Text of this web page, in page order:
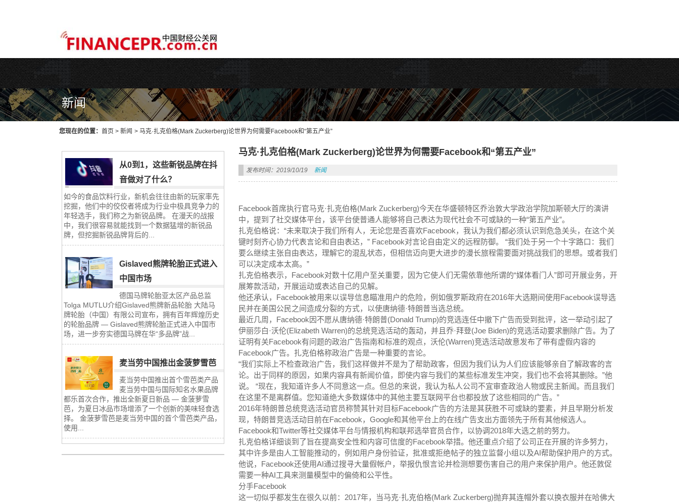
新闻
您现在的位置： 首页 > 新闻 > 马克·扎克伯格(Mark Zuckerberg)论世界为何需要Facebook和“第五产业”
从0到1，这些新锐品牌在抖
音做对了什么？
如今的食品饮料行业，新机会往往由新的玩家率先
挖掘，他们中的佼佼者将成为行业中极具竞争力的
年轻选手，我们称之为新锐品牌。 在漫天的战报
中，我们很容易就能找到一个数据猛增的新锐品
牌，但挖掘新锐品牌背后的...
Gislaved熊牌轮胎正式进入
中国市场
德国马牌轮胎亚太区产品总监
Tolga MUTLU介绍Gislaved熊牌新品轮胎 大陆马
牌轮胎（中国）有限公司宣布，拥有百年辉煌历史
的轮胎品牌 — Gislaved熊牌轮胎正式进入中国市
场，进一步夯实德国马牌在华“多品牌”战...
麦当劳中国推出金菠萝雪芭
麦当劳中国推出首个雪芭类产品
麦当劳中国与国际知名水果品牌
都乐首次合作，推出全新夏日新品 — 金菠萝雪
芭，为夏日冰品市场增添了一个创新的美味轻食选
择。 金菠萝雪芭是麦当劳中国的首个雪芭类产品，
使用...
马克·扎克伯格(Mark Zuckerberg)论世界为何需要Facebook和“第五产业”
发布时间：2019/10/19 新闻
Facebook首席执行官马克·扎克伯格(Mark Zuckerberg)今天在华盛顿特区乔治敦大学政治学院加斯顿大厅的演讲
中，提到了社交媒体平台，该平台使普通人能够将自己表达为现代社会不可或缺的一种“第五产业”。
扎克伯格说：“未来取决于我们所有人，无论您是否喜欢Facebook，我认为我们都必须认识到危急关头，在这个关
键时刻齐心协力代表言论和自由表达，” Facebook对言论自由定义的远程防御。 “我们处于另一个十字路口：我们
要么继续主张自由表达，理解它的混乱状态，但相信迈向更大进步的漫长旅程需要面对挑战我们的思想。或者我们
可以决定成本太高。”
扎克伯格表示，Facebook对数十亿用户至关重要，因为它使人们无需依靠他所谓的“媒体看门人”即可开展业务，开
展筹款活动，开展运动或表达自己的见解。
他还承认，Facebook被用来以误导信息瞄准用户的危险，例如俄罗斯政府在2016年大选期间使用Facebook误导选
民并在美国公民之间造成分裂的方式，以使唐纳德·特朗普当选总统。
最近几周，Facebook因不愿从唐纳德·特朗普(Donald Trump)的竞选连任中撤下广告而受到批评，这一举动引起了
伊丽莎白·沃伦(Elizabeth Warren)的总统竞选活动的轰动，并且乔·拜登(Joe Biden)的竞选活动要求删除广告。为了
证明有关Facebook有问题的政治广告指南和标准的观点，沃伦(Warren)竞选活动故意发布了带有虚假内容的
Facebook广告。扎克伯格称政治广告是一种重要的言论。
“我们实际上不检查政治广告，我们这样做并不是为了帮助政客，但因为我们认为人们应该能够亲自了解政客的言
论。出于同样的原因，如果内容具有新闻价值，即使内容与我们的某些标准发生冲突，我们也不会将其删除。”他
说。 “现在，我知道许多人不同意这一点。但总的来说，我认为私人公司不宜审查政治人物或民主新闻。而且我们
在这里不是离群值。您知道绝大多数媒体中的其他主要互联网平台也都投放了这些相同的广告。”
2016年特朗普总统竞选活动官员称赞其针对目标Facebook广告的方法是其获胜不可或缺的要素，并且早期分析发
现，特朗普竞选活动目前在Facebook，Google和其他平台上的在线广告支出方面领先于所有其他候选人。
Facebook和Twitter等社交媒体平台与情报机构和联邦选举官员合作，以协调2018年大选之前的努力。
扎克伯格详细谈到了旨在提高安全性和内容可信度的Facebook举措。他还重点介绍了公司正在开展的许多努力，
其中许多是由人工智能推动的，例如用户身份验证，批准或拒绝帖子的独立监督小组以及AI帮助保护用户的方式。
他说，Facebook还使用AI通过搜寻大量假帐户，举报仇恨言论并检测想要伤害自己的用户来保护用户。他还敦促
需要一种AI工具来测量模型中的偏倚和公平性。
分手Facebook
这一切似乎都发生在很久以前：2017年，当马克·扎克伯格(Mark Zuckerberg)抛弃其连帽外套以换衣服并在哈佛大